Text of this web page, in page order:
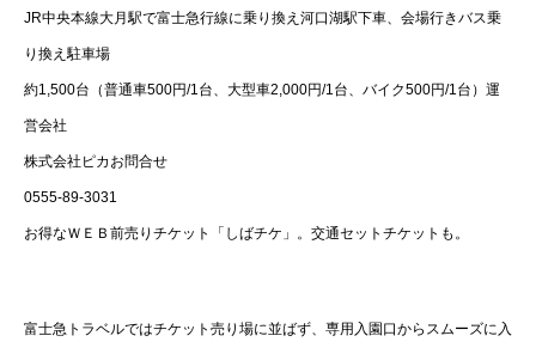
JR中央本線大月駅で富士急行線に乗り換え河口湖駅下車、会場行きバス乗
り換え駐車場
約1,500台（普通車500円/1台、大型車2,000円/1台、バイク500円/1台）運
営会社
株式会社ピカお問合せ
0555-89-3031
お得なＷＥＢ前売りチケット「しばチケ」。交通セットチケットも。
富士急トラベルではチケット売り場に並ばず、専用入園口からスムーズに入